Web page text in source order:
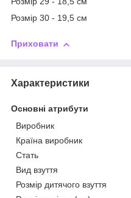
Розмір 30 - 19,5 см
Приховати
Характеристики
Основні атрибути
Виробник
Країна виробник
Стать
Вид взуття
Розмір дитячого взуття